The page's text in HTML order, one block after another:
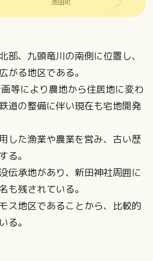
、九頭竜川の南側に位置し、
がる地区である。
等により農地から住居地に変わ
道の整備に伴い現在も宅地開発
した漁業や農業を営み、古い歴
る。
伝承地があり、新田神社周囲に
も残されている。
ス地区であることから、比較的
る。